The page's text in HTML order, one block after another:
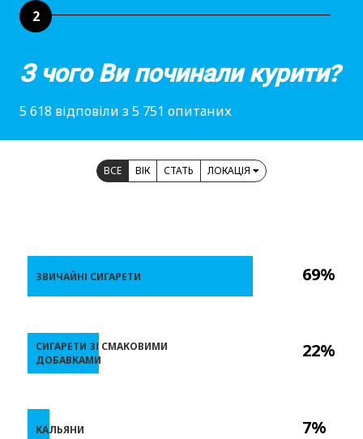
2
З чого Ви починали курити?
5 618 відповіли з 5 751 опитаних
ВСЕ ВІК СТАТЬ ЛОКАЦІЯ
69%
22%
7%
ЗВИЧАЙНІ СИГАРЕТИ
СИГАРЕТИ ЗІ СМАКОВИМИ
ДОБАВКАМИ
КАЛЬЯНИ